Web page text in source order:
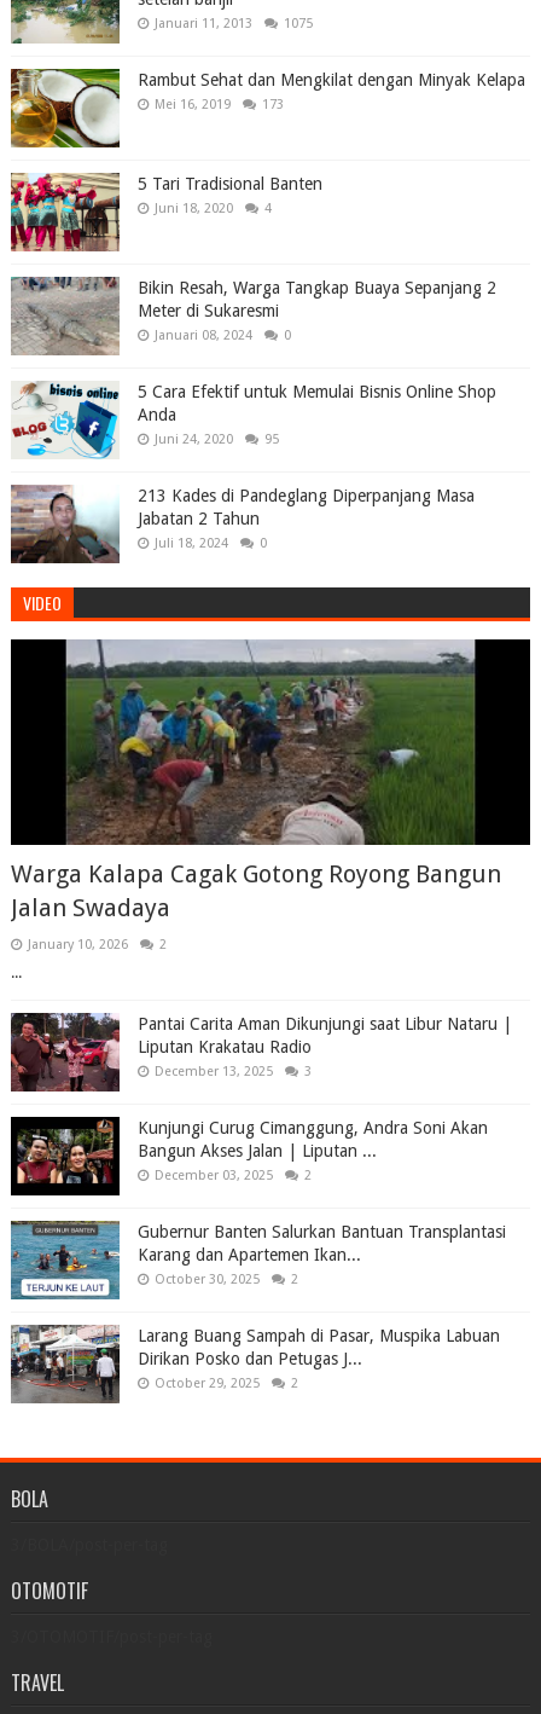
Januari 11, 2013 1075
Rambut Sehat dan Mengkilat dengan Minyak Kelapa
Mei 16, 2019 173
5 Tari Tradisional Banten
Juni 18, 2020 4
Bikin Resah, Warga Tangkap Buaya Sepanjang 2
Meter di Sukaresmi
Januari 08, 2024 0
5 Cara Efektif untuk Memulai Bisnis Online Shop
Anda
Juni 24, 2020 95
213 Kades di Pandeglang Diperpanjang Masa
Jabatan 2 Tahun
Juli 18, 2024 0
VIDEO
Warga Kalapa Cagak Gotong Royong Bangun
Jalan Swadaya
January 10, 2026 2
...
Pantai Carita Aman Dikunjungi saat Libur Nataru |
Liputan Krakatau Radio
December 13, 2025 3
Kunjungi Curug Cimanggung, Andra Soni Akan
Bangun Akses Jalan | Liputan ...
December 03, 2025 2
Gubernur Banten Salurkan Bantuan Transplantasi
Karang dan Apartemen Ikan...
October 30, 2025 2
Larang Buang Sampah di Pasar, Muspika Labuan
Dirikan Posko dan Petugas J...
October 29, 2025 2
BOLA
OTOMOTIF
TRAVEL